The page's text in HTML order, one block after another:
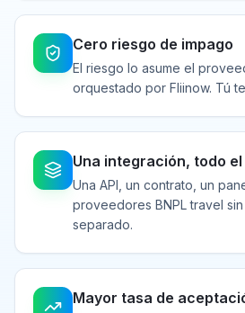
Cero riesgo de impago
El riesgo lo asume el
orquestado por Fliinow. Tú
Una integración, todo
Una API, un contrato, un
proveedores BNPL travel
separado.
Mayor tasa de